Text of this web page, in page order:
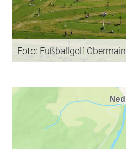
Foto: Fußballgolf Obermain